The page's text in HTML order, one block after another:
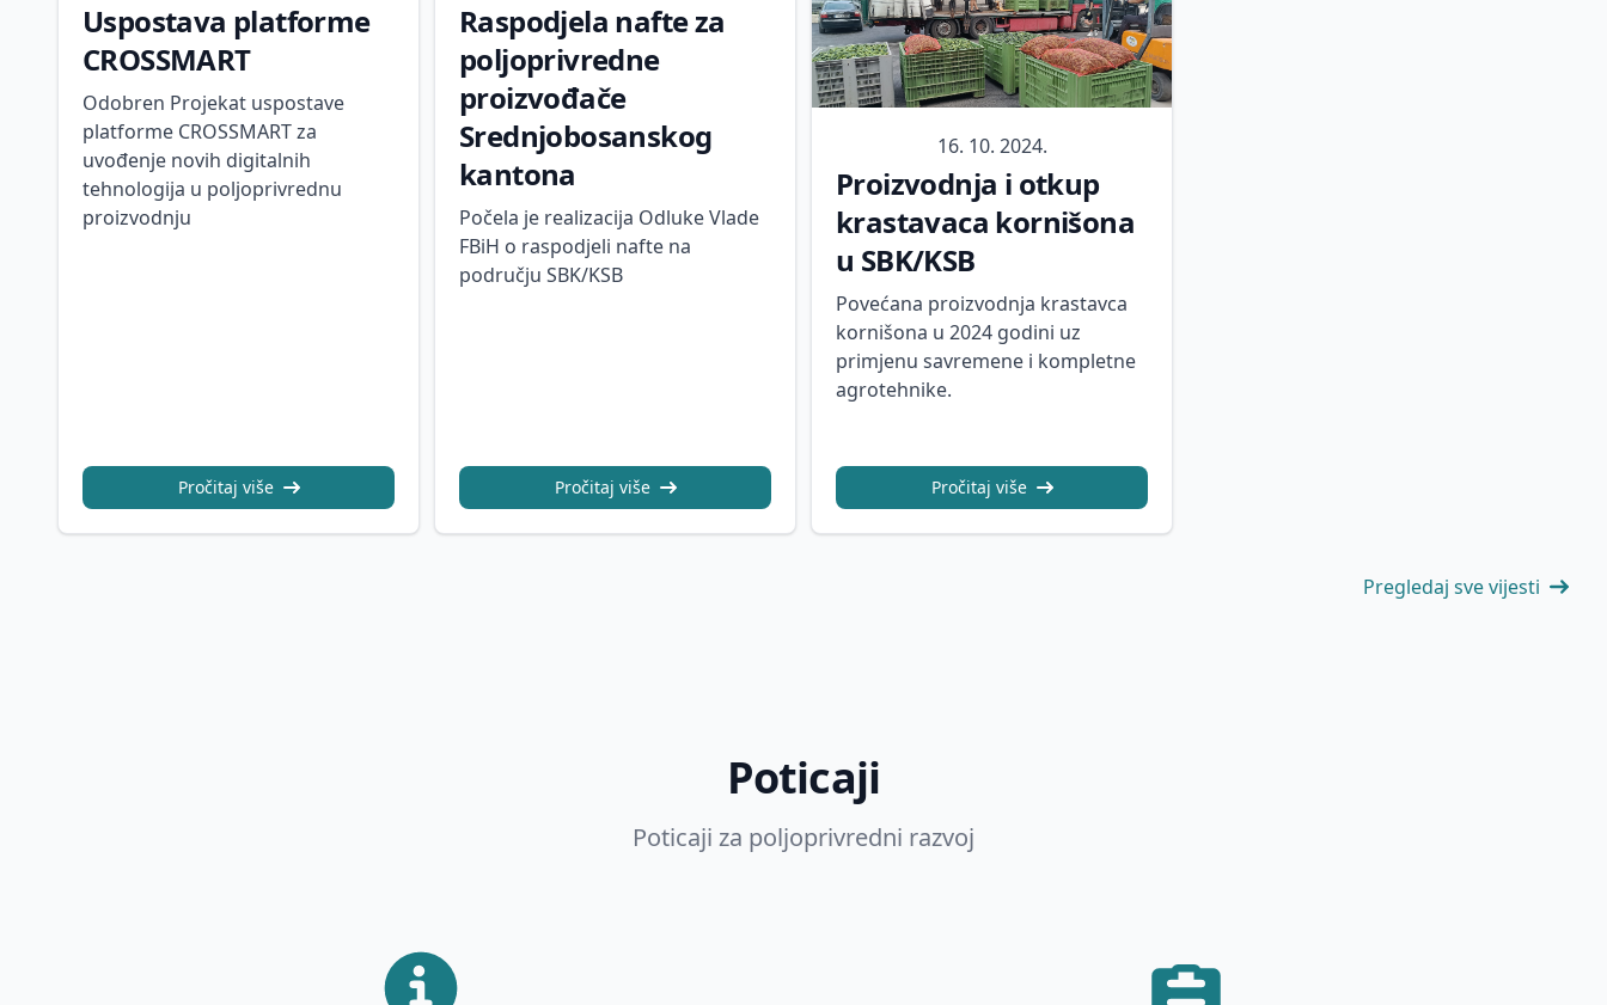
Uspostava platforme
CROSSMART
Odobren Projekat uspostave
platforme CROSSMART za
uvođenje novih digitalnih
tehnologija u poljoprivrednu
proizvodnju
Pročitaj više
Raspodjela nafte za
poljoprivredne
proizvođače
Srednjobosanskog
kantona
Počela je realizacija Odluke Vlade
FBiH o raspodjeli nafte na
području SBK/KSB
Pročitaj više
16. 10. 2024.
Proizvodnja i otkup
krastavaca kornišona
u SBK/KSB
Povećana proizvodnja krastavca
kornišona u 2024 godini uz
primjenu savremene i kompletne
agrotehnike.
Pročitaj više
Pregledaj sve vijesti
Poticaji
Poticaji za poljoprivredni razvoj